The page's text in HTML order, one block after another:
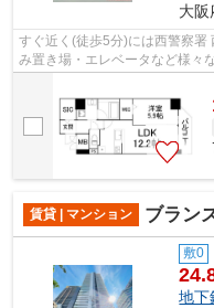
大阪
すぐ近く(徒歩5分)には西警察署
み置き場・エレベータなど様々
賃貸 | マンション ブラン
敷0
地下